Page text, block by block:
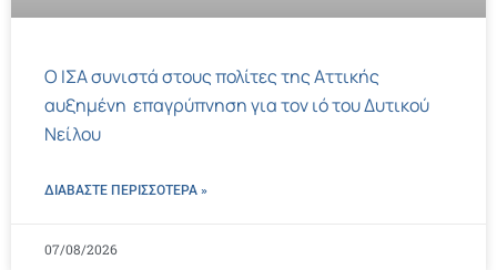
Ο ΙΣΑ συνιστά στους πολίτες της Αττικής
αυξημένη επαγρύπνηση για τον ιό του Δυτικού
Νείλου
ΔΙΑΒΑΣΤΕ ΠΕΡΙΣΣΌΤΕΡΑ »
07/08/2026